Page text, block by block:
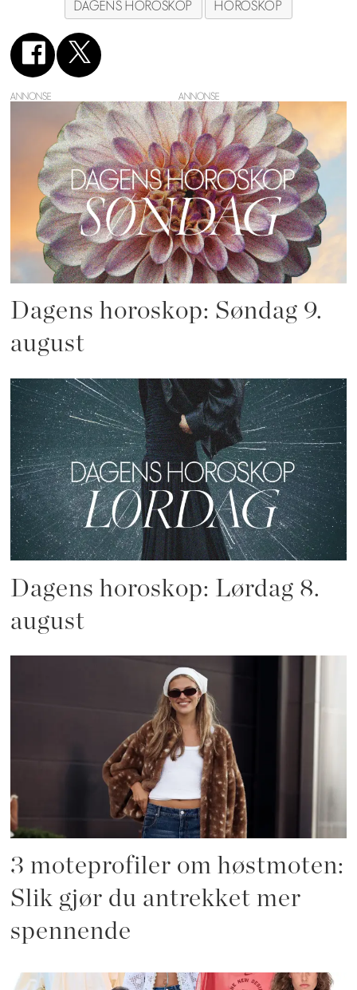
DAGENS HOROSKOP HOROSKOP
ANNONSE
Dagens horoskop: Søndag 9.
august
Dagens horoskop: Lørdag 8.
august
3 moteprofiler om høstmoten:
Slik gjør du antrekket mer
spennende